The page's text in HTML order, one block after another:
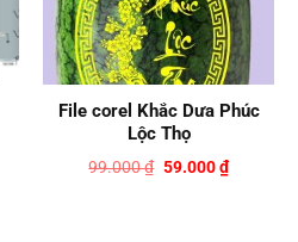
File corel Khắc Dưa Phúc
Lộc Thọ
99.000₫ Giá
59.000₫Giá
hiện